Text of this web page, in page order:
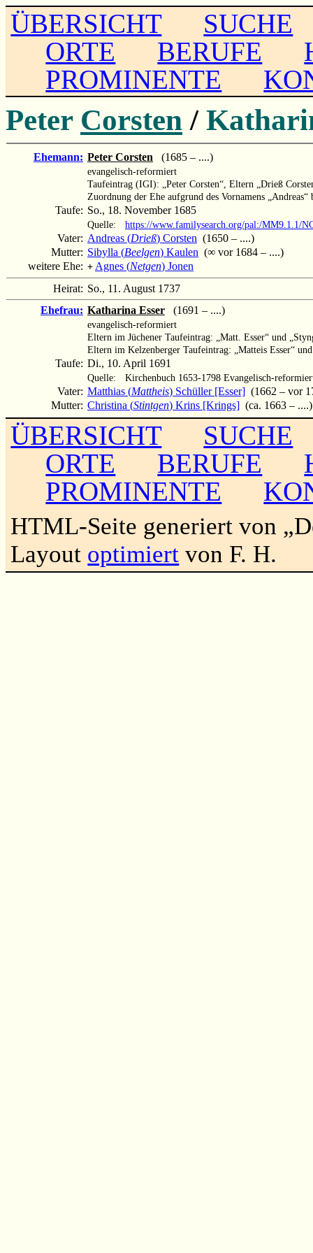
ÜBERSICHT
SUCHE
ORTE
BERUFE
PROMINENTE
Peter Corsten /
Ehemann: Peter Corsten (1685 – ....)
evangelisch-reformiert
Taufeintrag (IGI): „Peter Corsten“, Eltern „Drieß
Zuordnung der Ehe aufgrund des Vornamens „Andreas“
Taufe: So., 18. November 1685
Quelle: https://www.familysearch.org/pal:/MM9.1.1/
Vater: Andreas (Drieß) Corsten (1650 – ....)
Mutter: Sibylla (Beelgen) Kaulen (∞ vor 1684 – ....)
weitere Ehe: + Agnes (Netgen) Jonen
Heirat: So., 11. August 1737
Ehefrau: Katharina Esser (1691 – ....)
evangelisch-reformiert
Eltern im Jüchener Taufeintrag: „Matt. Esser“ und
Eltern im Kelzenberger Taufeintrag: „Matteis Esser“
Taufe: Di., 10. April 1691
Quelle: Kirchenbuch 1653-1798 Evangelisch-
Vater: Matthias (Mattheis) Schüller [Esser] (1662 – vor
Mutter: Christina (Stintgen) Krins [Krings] (ca. 1663 – ....)
ÜBERSICHT
SUCHE
ORTE
BERUFE
PROMINENTE
HTML-Seite generiert von
Layout optimiert von F. H.